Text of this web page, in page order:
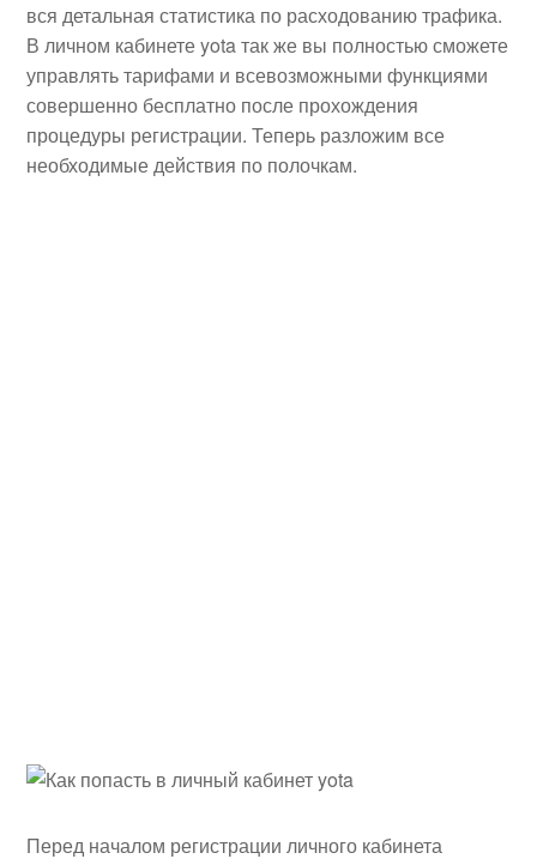
вся детальная статистика по расходованию трафика.
В личном кабинете yota так же вы полностью сможете
управлять тарифами и всевозможными функциями
совершенно бесплатно после прохождения
процедуры регистрации. Теперь разложим все
необходимые действия по полочкам.
Перед началом регистрации личного кабинета